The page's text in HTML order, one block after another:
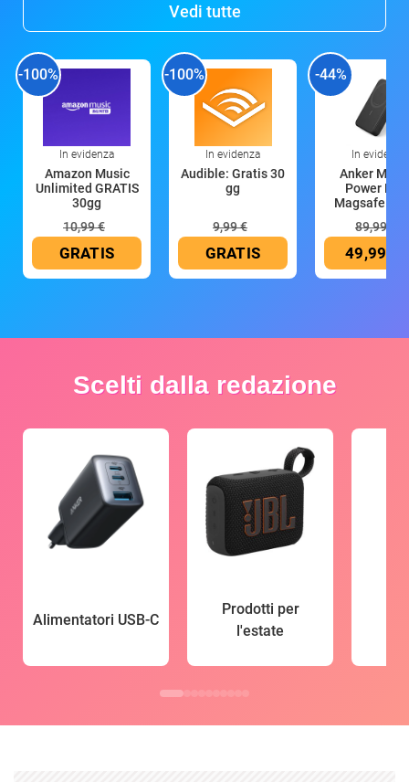
Vedi tutte
-100%
In evidenza
Amazon Music
Unlimited GRATIS
30gg
10,99 €
GRATIS
-100%
In evidenza
Audible: Gratis 30
gg
9,99 €
GRATIS
-44%
In evidenza
Anker
Power
Magsafe
89,99 €
49,99 €
Scelti dalla redazione
Alimentatori USB-C
Prodotti per
l'estate